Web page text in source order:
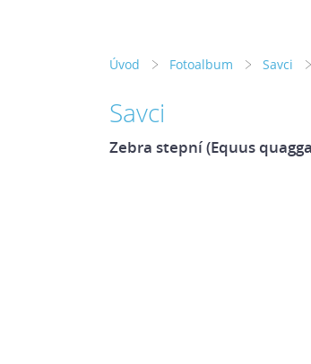
Úvod Fotoalbum Savci
Savci
Zebra stepní (Equus